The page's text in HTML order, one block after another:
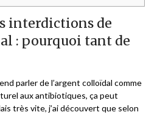
interdictions de
: pourquoi tant de
parler de l’argent colloïdal comme
aux antibiotiques, ça peut
très vite, j’ai découvert que selon